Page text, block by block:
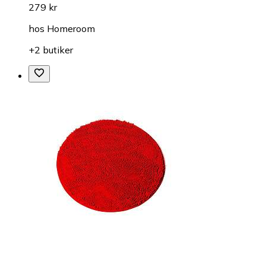
279 kr
hos Homeroom
+2 butiker